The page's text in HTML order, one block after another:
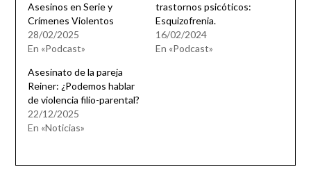
Asesinos en Serie y
Crímenes Violentos
28/02/2025
En «Podcast»
trastornos psicóticos:
Esquizofrenia.
16/02/2024
En «Podcast»
Asesinato de la pareja
Reiner: ¿Podemos hablar
de violencia filio-parental?
22/12/2025
En «Noticias»